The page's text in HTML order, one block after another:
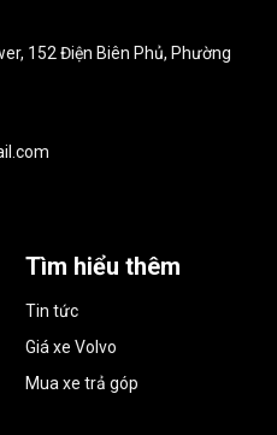
152 Điện Biên Phủ, Phường
Tìm hiểu thêm
Tin tức
Giá xe Volvo
Mua xe trả góp